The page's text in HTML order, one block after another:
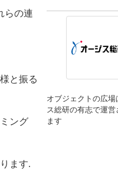
らの連
と振る
ング
ます.
オブジェクトの広場
ス総研の有志で運営
ます